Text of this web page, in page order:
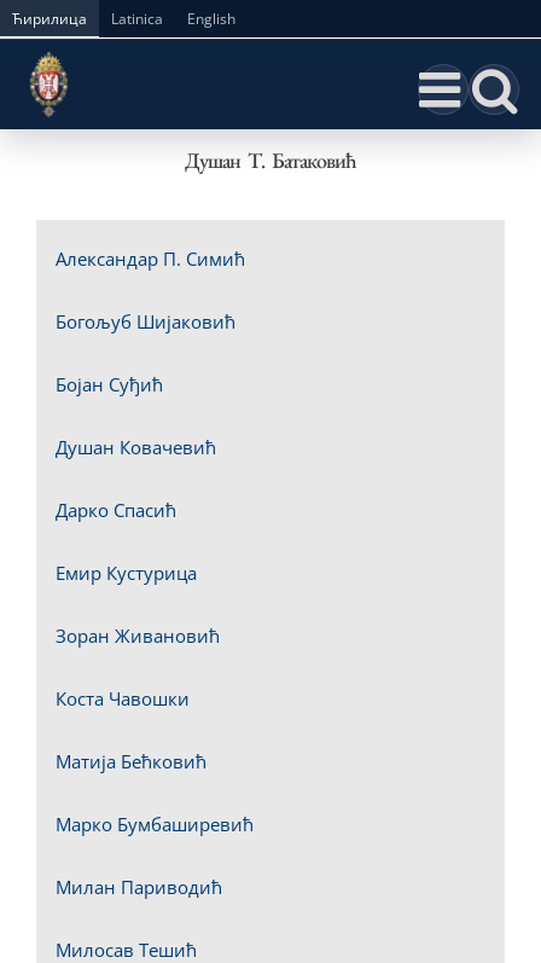
Skip
content
Ћирилица Latinica English
Душан Т. Батаковић
Александар П. Симић
Богољуб Шијаковић
Бојан Суђић
Душан Ковачевић
Дарко Спасић
Емир Кустурица
Зоран Живановић
Коста Чавошки
Матија Бећковић
Марко Бумбаширевић
Милан Париводић
Милосав Тешић